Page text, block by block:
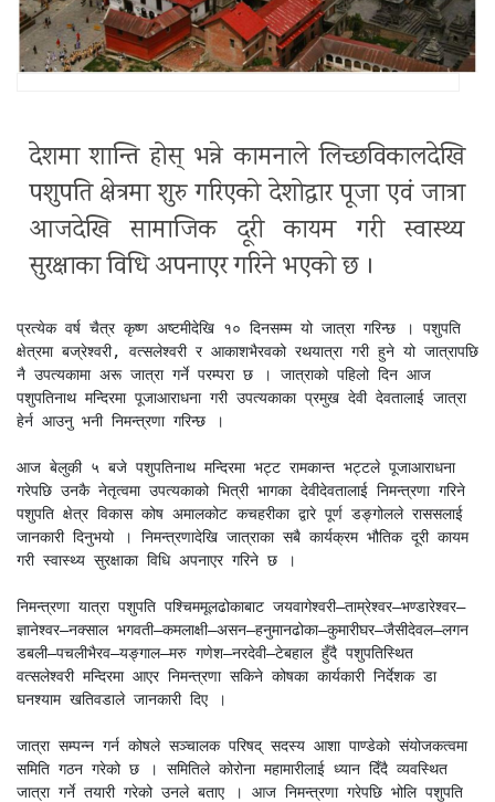
देशमा शान्ति होस् भन्ने कामनाले लिच्छविकालदेखि
पशुपति क्षेत्रमा शुरु गरिएको देशोद्धार पूजा एवं जात्रा
आजदेखि सामाजिक दूरी कायम गरी स्वास्थ्य
सुरक्षाका विधि अपनाएर गरिने भएको छ ।
प्रत्येक वर्ष चैत्र कृष्ण अष्टमीदेखि १० दिनसम्म यो जात्रा गरिन्छ । पशुपति
क्षेत्रमा बज्रेश्वरी, वत्सलेश्वरी र आकाशभैरवको रथयात्रा गरी हुने यो जात्रापछि
नै उपत्यकामा अरू जात्रा गर्ने परम्परा छ । जात्राको पहिलो दिन आज
पशुपतिनाथ मन्दिरमा पूजाआराधना गरी उपत्यकाका प्रमुख देवी देवतालाई जात्रा
हेर्न आउनु भनी निमन्त्रणा गरिन्छ ।
आज बेलुकी ५ बजे पशुपतिनाथ मन्दिरमा भट्ट रामकान्त भट्टले पूजाआराधना
गरेपछि उनकै नेतृत्वमा उपत्यकाको भित्री भागका देवीदेवतालाई निमन्त्रणा गरिने
पशुपति क्षेत्र विकास कोष अमालकोट कचहरीका द्वारे पूर्ण डङ्गोलले राससलाई
जानकारी दिनुभयो । निमन्त्रणादेखि जात्राका सबै कार्यक्रम भौतिक दूरी कायम
गरी स्वास्थ्य सुरक्षाका विधि अपनाएर गरिने छ ।
निमन्त्रणा यात्रा पशुपति पश्चिममूलढोकाबाट जयवागेश्वरी–ताम्रेश्वर–भण्डारेश्वर–
ज्ञानेश्वर–नक्साल भगवती–कमलाक्षी–असन–हनुमानढोका–कुमारीघर–जैसीदेवल–लगन
डबली–पचलीभैरव–यङ्गाल–मरु गणेश–नरदेवी–टेबहाल हुँदै पशुपतिस्थित
वत्सलेश्वरी मन्दिरमा आएर निमन्त्रणा सकिने कोषका कार्यकारी निर्देशक डा
घनश्याम खतिवडाले जानकारी दिए ।
जात्रा सम्पन्न गर्न कोषले सञ्चालक परिषद् सदस्य आशा पाण्डेको संयोजकत्वमा
समिति गठन गरेको छ । समितिले कोरोना महामारीलाई ध्यान दिँदै व्यवस्थित
जात्रा गर्ने तयारी गरेको उनले बताए । आज निमन्त्रणा गरेपछि भोलि पशुपति